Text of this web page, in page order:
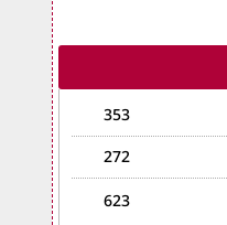
353
272
623